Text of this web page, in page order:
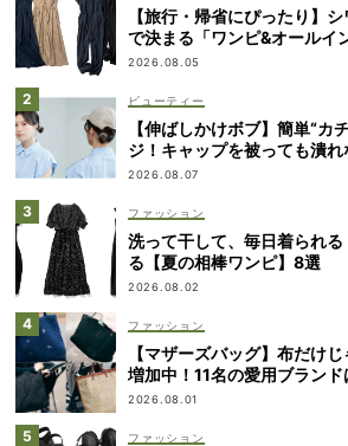
【旅行・帰省にぴったり】
で決まる「ワンピ&オールイ
2026.08.05
ビューティー
【伸ばしかけボブ】簡単“カ
ジ！キャップを被っても潰れ
2026.08.07
ファッション
洗って干して、毎日着られ
る【夏の相棒ワンピ】8選
2026.08.02
ファッション
【マザーズバッグ】布だけ
増加中！11名の愛用ブランド
2026.08.01
ファッション